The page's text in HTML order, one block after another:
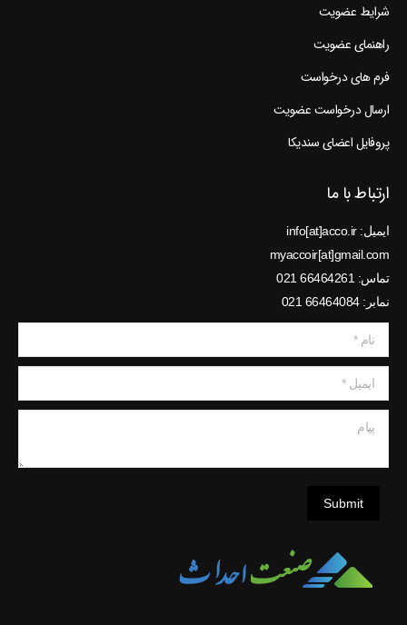
شرایط عضویت
راهنمای عضویت
فرم های درخواست
ارسال درخواست عضویت
پروفایل اعضای سندیکا
ارتباط با ما
ایمیل: info[at]acco.ir
myaccoir[at]gmail.com
تماس: 66464261 021
نمابر: 66464084 021
نام *
ایمیل *
Submit